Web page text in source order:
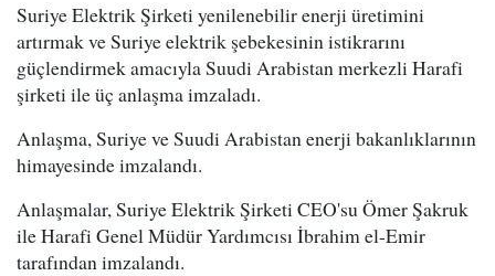
Suriye Elektrik Şirketi yenilenebilir enerji üretimini
artırmak ve Suriye elektrik şebekesinin istikrarını
güçlendirmek amacıyla Suudi Arabistan merkezli Harafi
şirketi ile üç anlaşma imzaladı.
Anlaşma, Suriye ve Suudi Arabistan enerji bakanlıklarının
himayesinde imzalandı.
Anlaşmalar, Suriye Elektrik Şirketi CEO'su Ömer Şakruk
ile Harafi Genel Müdür Yardımcısı İbrahim el-Emir
tarafından imzalandı.